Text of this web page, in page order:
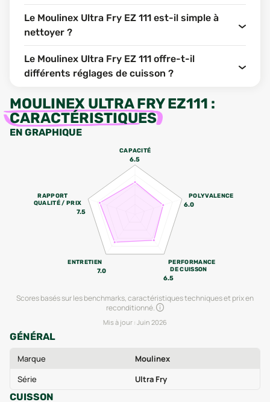
Le Moulinex Ultra Fry EZ 111 est-il simple à
nettoyer ?
Le Moulinex Ultra Fry EZ 111 offre-t-il
différents réglages de cuisson ?
MOULINEX ULTRA FRY EZ111 :
CARACTÉRISTIQUES
EN GRAPHIQUE
CAPACITÉ
6.5
POLYVALENCE
6.0
PERFORMANCE
DE CUISSON
6.5
ENTRETIEN
7.0
RAPPORT
QUALITÉ / PRIX
7.5
Scores basés sur les benchmarks, caractéristiques techniques et prix en
reconditionné.
Mis à jour : Juin 2026
GÉNÉRAL
Marque
Moulinex
Série
Ultra Fry
CUISSON